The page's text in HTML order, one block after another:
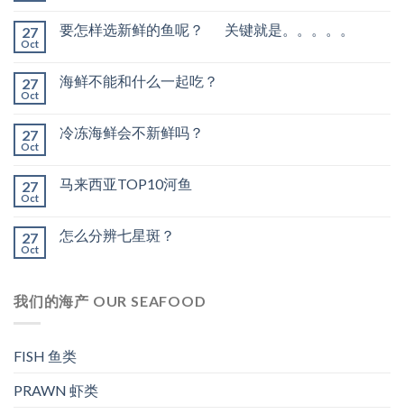
27
Oct
要怎样选新鲜的鱼呢？ 关键就是。。。。。
27
Oct
海鲜不能和什么一起吃？
27
Oct
冷冻海鲜会不新鲜吗？
27
Oct
马来西亚TOP10河鱼
27
Oct
怎么分辨七星斑？
我们的海产 OUR SEAFOOD
FISH 鱼类
PRAWN 虾类